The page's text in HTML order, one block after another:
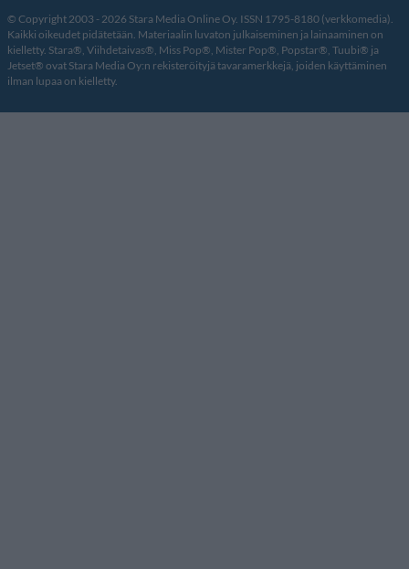
© Copyright 2003 - 2026 Stara Media Online Oy. ISSN 1795-8180 (verkkomedia).
Kaikki oikeudet pidätetään. Materiaalin luvaton julkaiseminen ja lainaaminen on
kielletty. Stara®, Viihdetaivas®, Miss Pop®, Mister Pop®, Popstar®, Tuubi® ja
Jetset® ovat Stara Media Oy:n rekisteröityjä tavaramerkkejä, joiden käyttäminen
ilman lupaa on kielletty.